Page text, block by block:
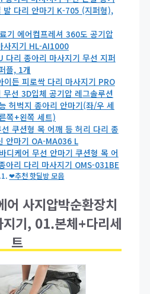
발 다리 안마기 K-705 (지퍼형),
기 에어컴프레셔 360도 공기압
사지기 HL-AI1000
다리 종아리 마사지기 무선 지퍼
플, 1개
이든 피로싹 다리 마사지기 PRO
무선 3D입체 공기압 레그솔루션
허벅지 종아리 안마기(좌/우 세
쪽+왼쪽 세트)
쿠션형 목 어깨 등 허리 다리 종
안마기 OA-MA036 L
디케어 무선 안마기 쿠션형 목 어
아리 다리 마사지기 OMS-031BE
❤추천 핫딜방 모음
어 사지압박순환장치
지기, 01.본체+다리세
트